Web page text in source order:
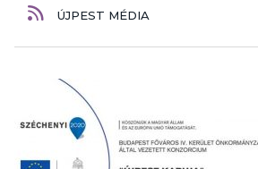
ÚJPEST MÉDIA